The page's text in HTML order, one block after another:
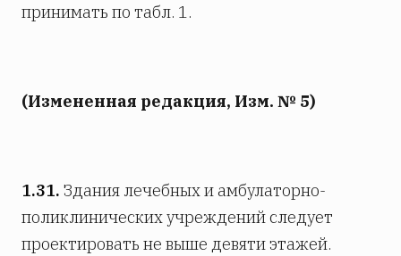
принимать по табл. 1.
(Измененная редакция, Изм. № 5)
1.31. Здания лечебных и амбулаторно-
поликлинических учреждений следует
проектировать не выше девяти этажей.